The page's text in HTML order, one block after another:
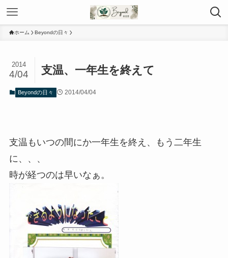
ホーム Beyondの日々
支温、一年生を終えて
2014
4/04
Beyondの日々 2014/04/04
支温もいつの間にか一年生を終え、もう二年生
に、、、
時が経つのは早いなぁ。